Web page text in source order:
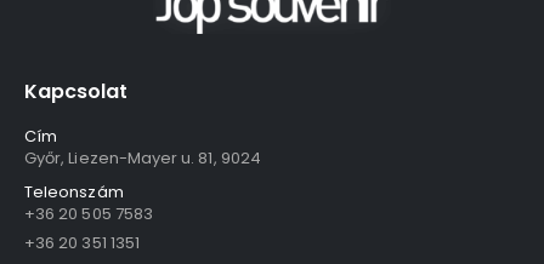
Kapcsolat
Cím
Győr, Liezen-Mayer u. 81, 9024
Teleonszám
+36 20 505 7583
+36 20 351 1351